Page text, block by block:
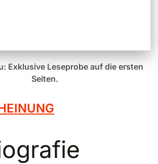
Exklusive Leseprobe auf die ersten
Seiten.